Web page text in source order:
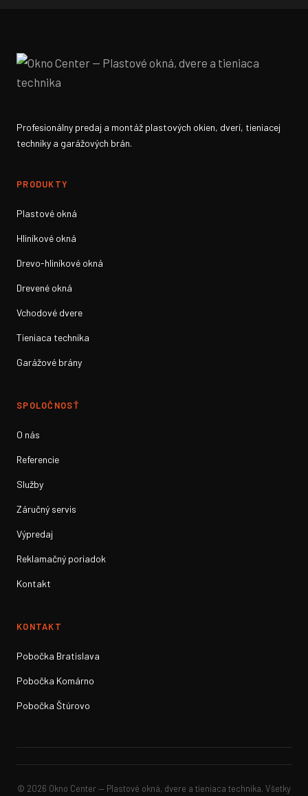
Profesionálny predaj a montáž plastových okien, dverí, tieniacej
techniky a garážových brán.
PRODUKTY
Plastové okná
Hliníkové okná
Drevo-hliníkové okná
Drevené okná
Vchodové dvere
Tieniaca technika
Garážové brány
SPOLOČNOSŤ
O nás
Referencie
Služby
Záručný servis
Výpredaj
Reklamačný poriadok
Kontakt
KONTAKT
Pobočka Bratislava
Pobočka Komárno
Pobočka Štúrovo
© 2026 Okno Center — Plastové okná, dvere a tieniaca technika. Všetky